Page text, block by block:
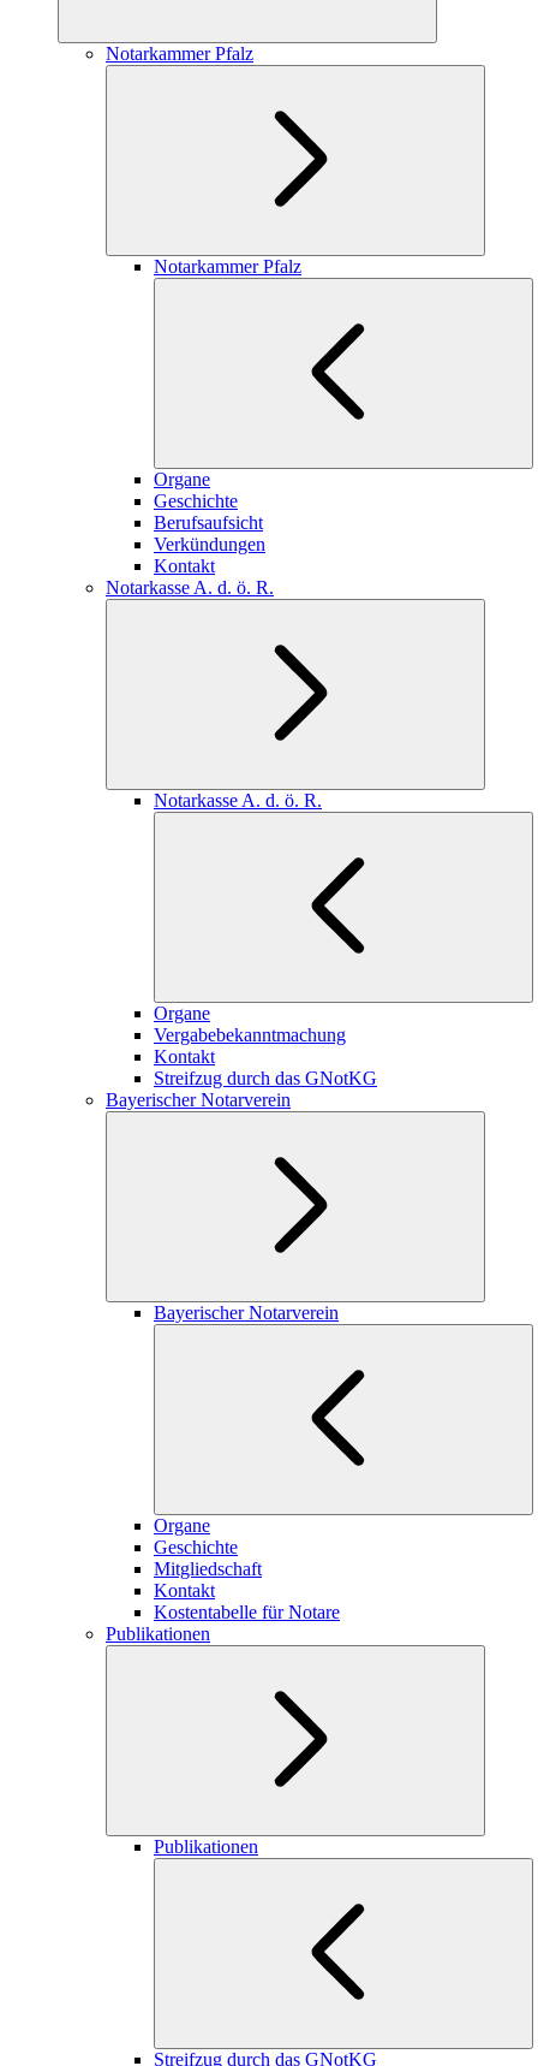
Notarkammer Pfalz
Notarkammer Pfalz
Organe
Geschichte
Berufsaufsicht
Verkündungen
Kontakt
Notarkasse A. d. ö. R.
Notarkasse A. d. ö. R.
Organe
Vergabebekanntmachung
Kontakt
Streifzug durch das GNotKG
Bayerischer Notarverein
Bayerischer Notarverein
Organe
Geschichte
Mitgliedschaft
Kontakt
Kostentabelle für Notare
Publikationen
Publikationen
Streifzug durch das GNotKG